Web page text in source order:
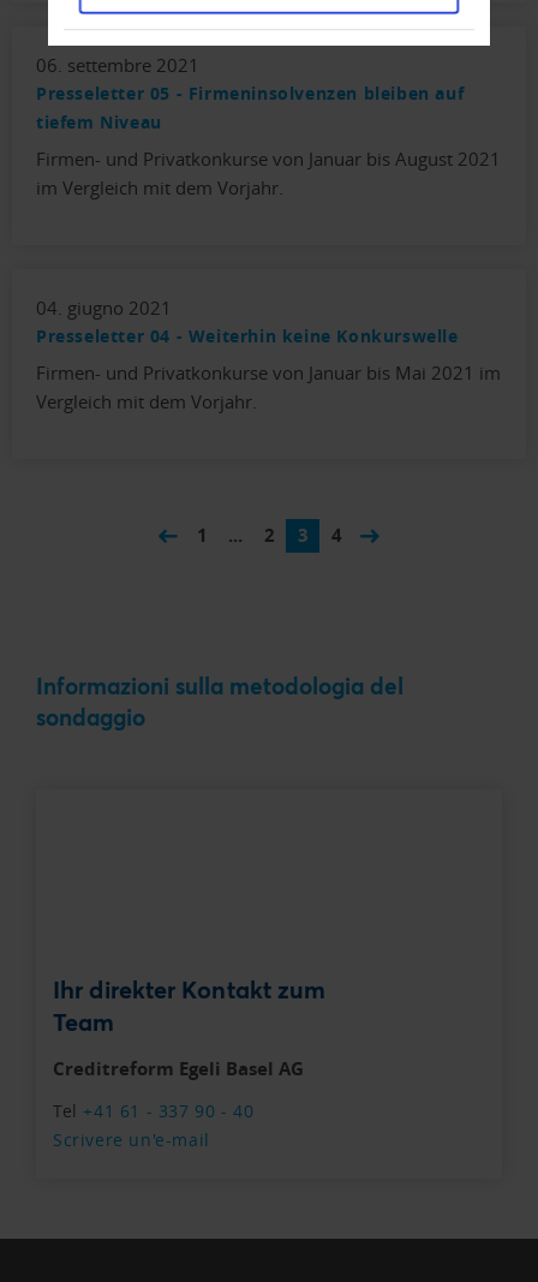
06. settembre 2021
Presseletter 05 - Firmeninsolvenzen bleiben auf
tiefem Niveau
Firmen- und Privatkonkurse von Januar bis August 2021
im Vergleich mit dem Vorjahr.
04. giugno 2021
Presseletter 04 - Weiterhin keine Konkurswelle
Firmen- und Privatkonkurse von Januar bis Mai 2021 im
Vergleich mit dem Vorjahr.
1 ... 2 3 4
Informazioni sulla metodologia del
sondaggio
Ihr direkter Kontakt zum
Team
Creditreform Egeli Basel AG
Tel +41 61 - 337 90 - 40
Scrivere un'e-mail